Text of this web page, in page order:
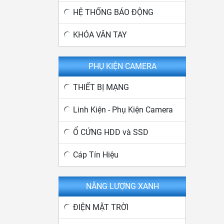
HỆ THỐNG BÁO ĐỘNG
KHÓA VÂN TAY
PHỤ KIỆN CAMERA
THIẾT BỊ MẠNG
Linh Kiện - Phụ Kiện Camera
Ổ CỨNG HDD và SSD
Cáp Tín Hiệu
NĂNG LƯỢNG XANH
ĐIỆN MẶT TRỜI